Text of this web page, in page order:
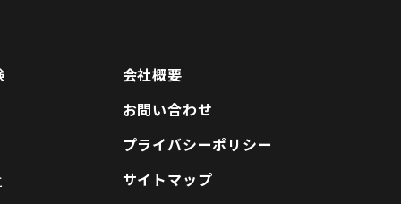
会社概要
お問い合わせ
プライバシーポリシー
サイトマップ